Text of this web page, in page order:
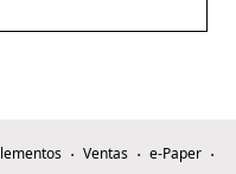
Ventas
e-Paper